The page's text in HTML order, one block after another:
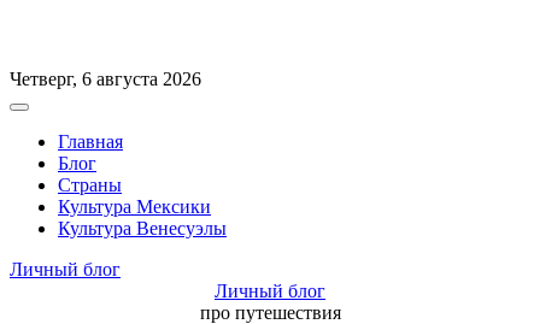
Перейти
к
Четверг, 6 августа 2026
Вне
холстаГлавная
Блог
Страны
Культура Мексики
Культура Венесуэлы
Личный блог
Личный блог
про путешествия